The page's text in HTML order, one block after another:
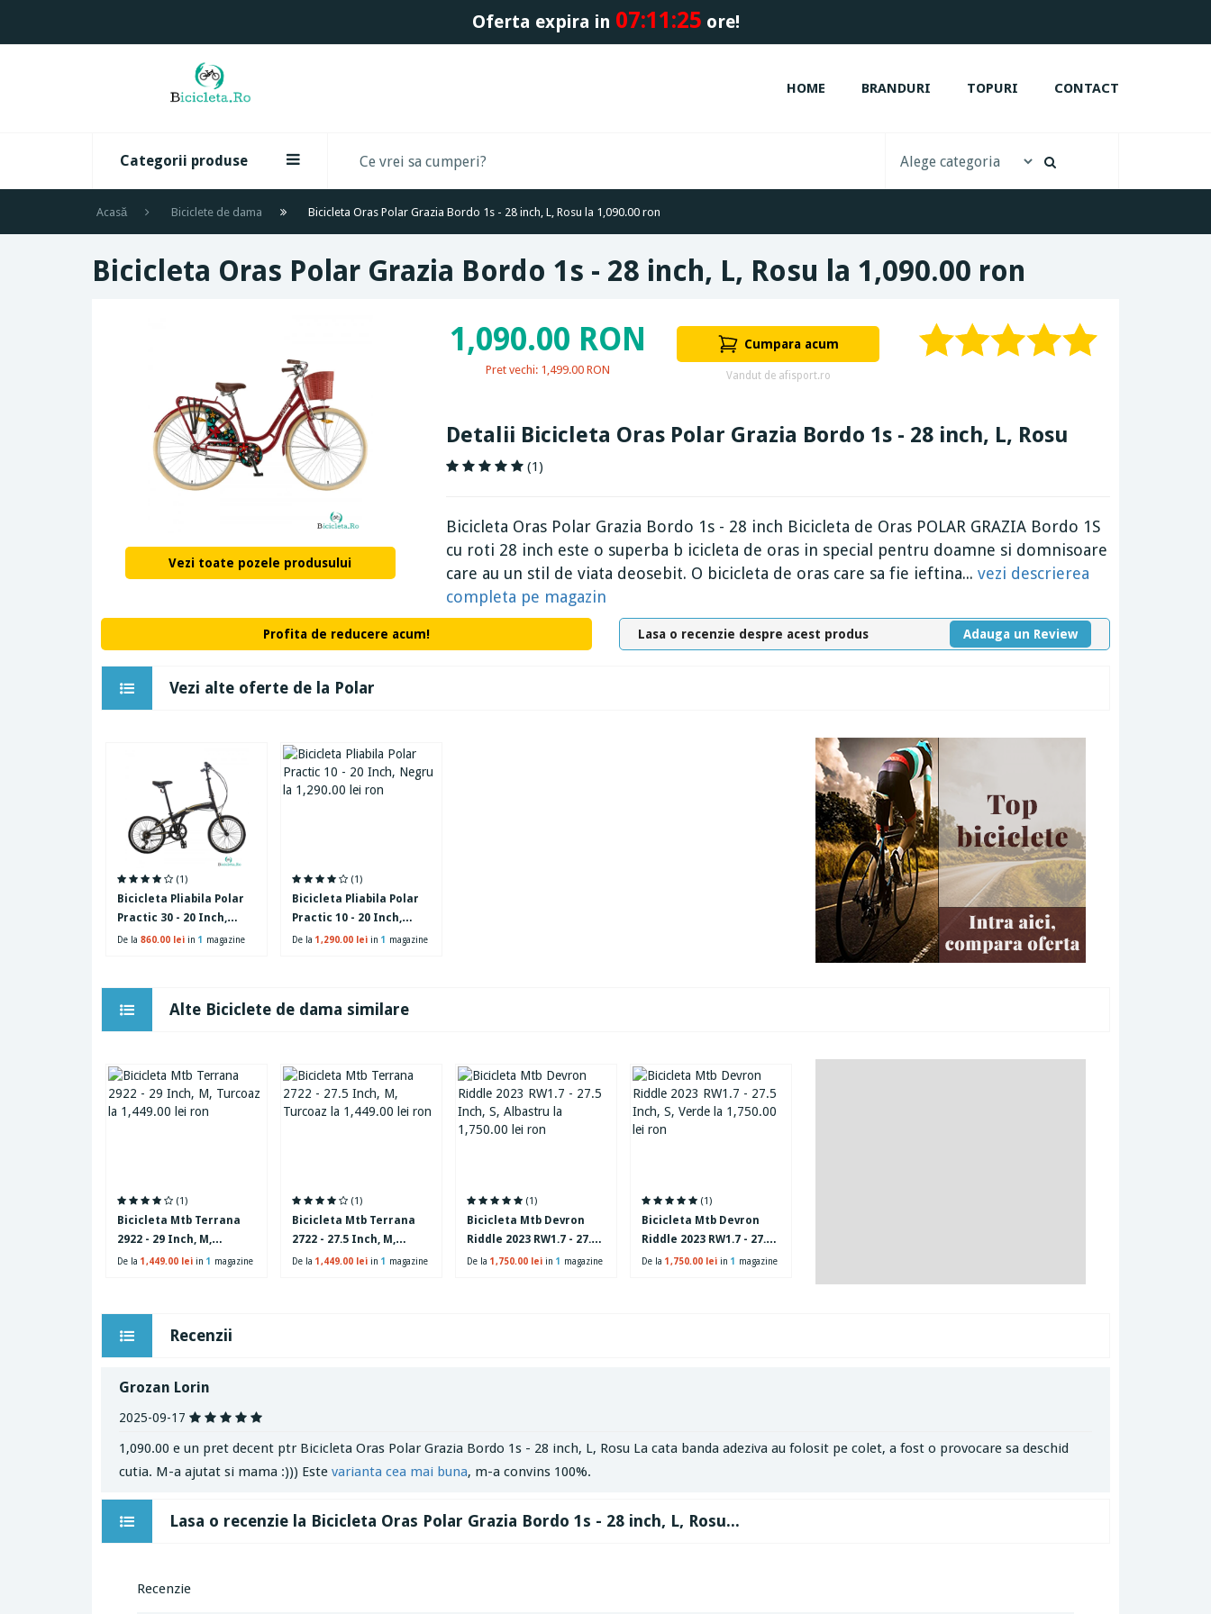
HOME BRANDURI TOPURI CONTACT
Categorii produse
Acasă Biciclete de dama Bicicleta Oras Polar Grazia Bordo 1s - 28 inch, L, Rosu la 1,090.00 ron
Bicicleta Oras Polar Grazia Bordo 1s - 28 inch, L, Rosu la 1,090.00 ron
Vezi toate pozele produsului
1,090.00 RON
Pret vechi: 1,499.00 RON
Cumpara acum
Vandut de afisport.ro
Detalii Bicicleta Oras Polar Grazia Bordo 1s - 28 inch, L, Rosu
(1)
Bicicleta Oras Polar Grazia Bordo 1s - 28 inch Bicicleta de Oras POLAR GRAZIA Bordo 1S
cu roti 28 inch este o superba b icicleta de oras in special pentru doamne si domnisoare
care au un stil de viata deosebit. O bicicleta de oras care sa fie ieftina...vezi descrierea
completa pe magazin
Profita de reducere acum! Lasa o recenzie despre acest produs Adauga un Review
Vezi alte oferte de la Polar
(1)
Bicicleta Pliabila Polar
Practic 30 - 20 Inch,
Negru
De la 860.00 lei in 1 magazine
(1)
Bicicleta Pliabila Polar
Practic 10 - 20 Inch,
Negru
De la 1,290.00 lei in 1 magazine
Alte Biciclete de dama similare
(1)
Bicicleta Mtb Terrana
2922 - 29 Inch, M,
Turcoaz
De la 1,449.00 lei in 1 magazine
(1)
Bicicleta Mtb Terrana
2722 - 27.5 Inch, M,
Turcoaz
De la 1,449.00 lei in 1 magazine
(1)
Bicicleta Mtb Devron
Riddle 2023 RW1.7 - 27.5
Inch, S, Albastru
De la 1,750.00 lei in 1 magazine
(1)
Bicicleta Mtb Devron
Riddle 2023 RW1.7 - 27.5
Inch, S, Verde
De la 1,750.00 lei in 1 magazine
Recenzii
Grozan Lorin
2025-09-17
1,090.00 e un pret decent ptr Bicicleta Oras Polar Grazia Bordo 1s - 28 inch, L, Rosu La cata banda adeziva au folosit pe colet, a fost o provocare sa deschid
cutia. M-a ajutat si mama :))) Este varianta cea mai buna, m-a convins 100%.
Lasa o recenzie la Bicicleta Oras Polar Grazia Bordo 1s - 28 inch, L, Rosu...
Recenzie
Oferta expira in 07:11:25 ore!